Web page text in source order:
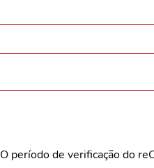
O período de verificação do